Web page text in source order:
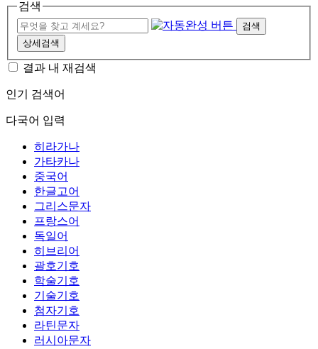
검색
검색
상세검색
결과 내 재검색
인기 검색어
다국어 입력
히라가나
가타카나
중국어
한글고어
그리스문자
프랑스어
독일어
히브리어
괄호기호
학술기호
기술기호
첨자기호
라틴문자
러시아문자